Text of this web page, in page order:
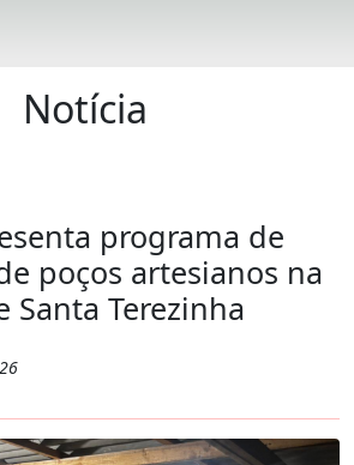
Notícia
programa de
poços artesianos na
Santa Terezinha